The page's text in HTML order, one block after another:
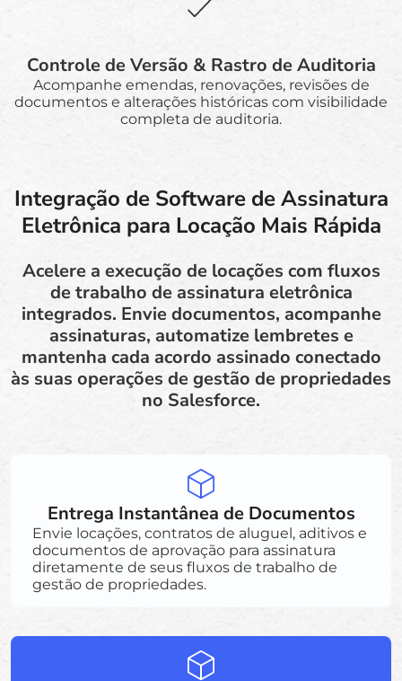
Controle de Versão & Rastro de Auditoria
Acompanhe emendas, renovações, revisões de
documentos e alterações históricas com visibilidade
completa de auditoria.
Integração de Software de Assinatura
Eletrônica para Locação Mais Rápida
Acelere a execução de locações com fluxos
de trabalho de assinatura eletrônica
integrados. Envie documentos, acompanhe
assinaturas, automatize lembretes e
mantenha cada acordo assinado conectado
às suas operações de gestão de propriedades
no Salesforce.
Entrega Instantânea de Documentos
Envie locações, contratos de aluguel, aditivos e
documentos de aprovação para assinatura
diretamente de seus fluxos de trabalho de
gestão de propriedades.